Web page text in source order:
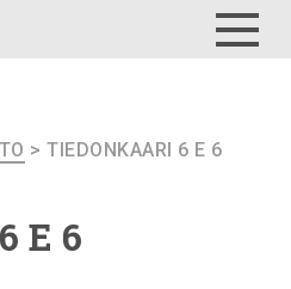
> TIEDONKAARI 6 E 6
6 E 6